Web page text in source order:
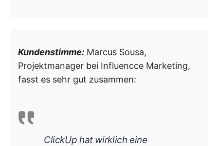
Kundenstimme: Marcus Sousa,
Projektmanager bei Influencce Marketing,
fasst es sehr gut zusammen:
ClickUp hat wirklich eine